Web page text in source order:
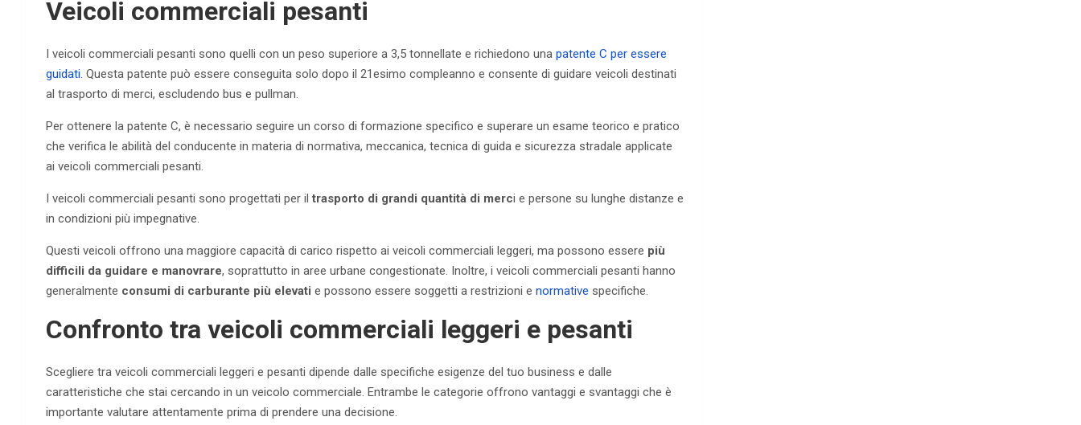
Veicoli commerciali pesanti
I veicoli commerciali pesanti sono quelli con un peso superiore a 3,5 tonnellate e richiedono una patente C per essere
guidati. Questa patente può essere conseguita solo dopo il 21esimo compleanno e consente di guidare veicoli destinati
al trasporto di merci, escludendo bus e pullman.
Per ottenere la patente C, è necessario seguire un corso di formazione specifico e superare un esame teorico e pratico
che verifica le abilità del conducente in materia di normativa, meccanica, tecnica di guida e sicurezza stradale applicate
ai veicoli commerciali pesanti.
I veicoli commerciali pesanti sono progettati per iltrasporto di grandi quantità di merci e persone su lunghe distanze e
in condizioni più impegnative.
Questi veicoli offrono una maggiore capacità di carico rispetto ai veicoli commerciali leggeri, ma possono essere più
difficili da guidare e manovrare, soprattutto in aree urbane congestionate. Inoltre, i veicoli commerciali pesanti hanno
generalmente consumi di carburante più elevati e possono essere soggetti a restrizioni e normative specifiche.
Confronto tra veicoli commerciali leggeri e pesanti
Scegliere tra veicoli commerciali leggeri e pesanti dipende dalle specifiche esigenze del tuo business e dalle
caratteristiche che stai cercando in un veicolo commerciale. Entrambe le categorie offrono vantaggi e svantaggi che è
importante valutare attentamente prima di prendere una decisione.